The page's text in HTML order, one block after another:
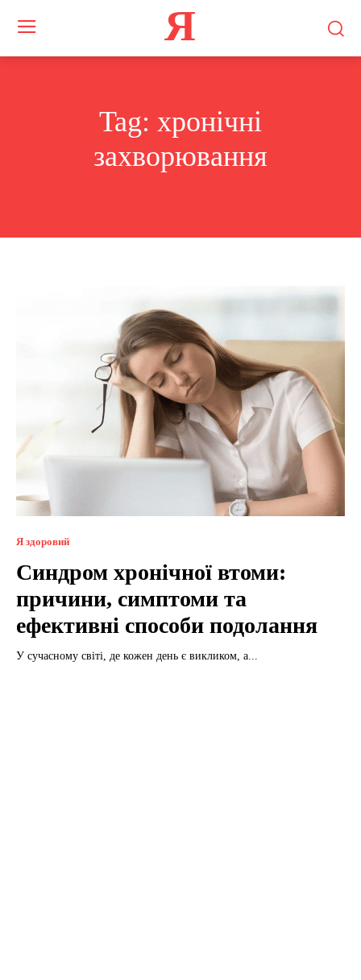
Я
Tag: хронічні
захворювання
Я здоровий
Синдром хронічної втоми:
причини, симптоми та
ефективні способи подолання
У сучасному світі, де кожен день є викликом, а...